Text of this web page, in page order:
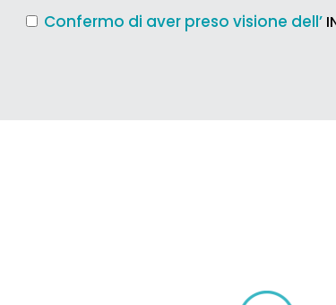
Confermo di aver preso visione dell’